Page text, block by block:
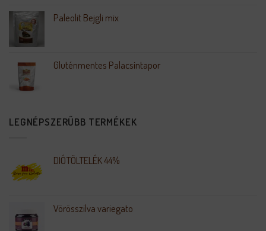
Paleolit Bejgli mix
Gluténmentes Palacsintapor
LEGNÉPSZERŰBB TERMÉKEK
DIÓTÖLTELÉK 44%
Vörösszilva variegato